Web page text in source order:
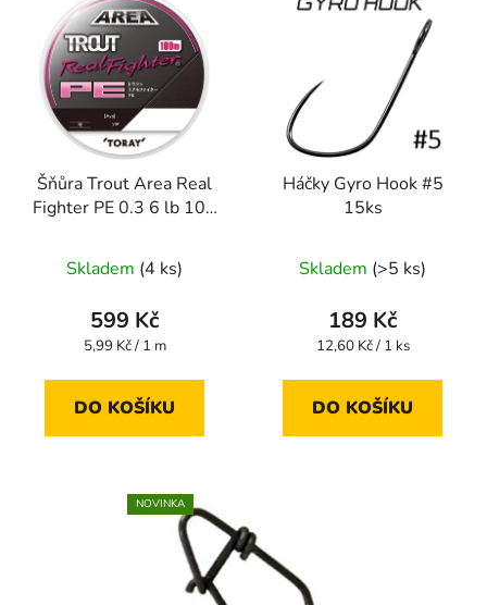
Šňůra Trout Area Real
Fighter PE 0.3 6 lb 100
Skladem (4 ks)
599 Kč
Měrná
5,99 Kč / 1 m
DO KOŠÍKU
Háčky Gyro Hook #5
15ks
Skladem (>5 ks)
189 Kč
Měrná
12,60 Kč / 1 ks
DO KOŠÍKU
NOVINKA